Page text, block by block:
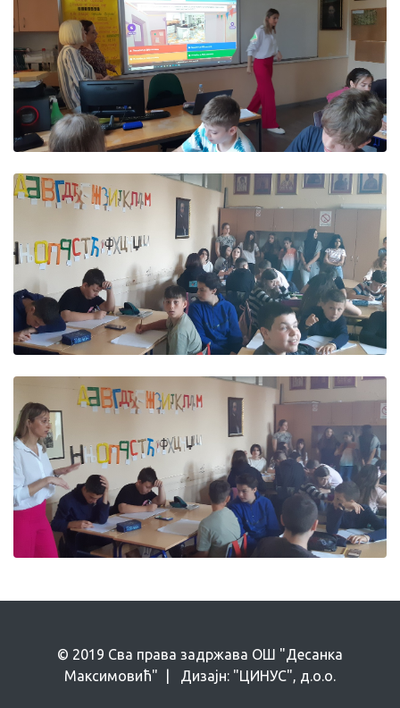
© 2019 Сва права задржава ОШ "Десанка
Максимовић" | Дизајн: "ЦИНУС", д.о.о.